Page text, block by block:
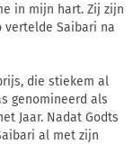
in mijn hart. Zij zijn
vertelde Saibari na
die stiekem al
genomineerd als
Jaar. Nadat Godts
al met zijn